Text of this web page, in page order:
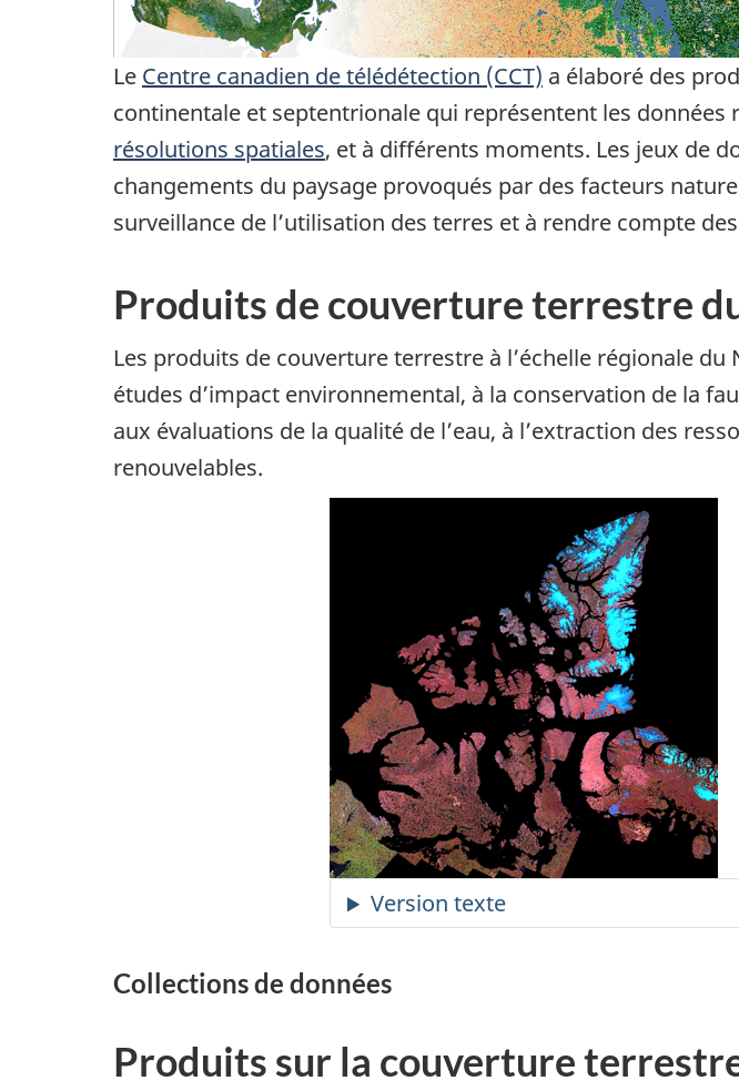
Le Centre canadien de télédétection (CCT) a élaboré des
continentale et septentrionale qui représentent les
résolutions spatiales, et à différents moments. Les jeux de
changements du paysage provoqués par des facteurs
surveillance de l’utilisation des terres et à rendre compte
Produits de couverture terrestre
Les produits de couverture terrestre à l’échelle régionale
études d’impact environnemental, à la conservation de la
aux évaluations de la qualité de l’eau, à l’extraction des
renouvelables.
Collections de données
Produits sur la couverture